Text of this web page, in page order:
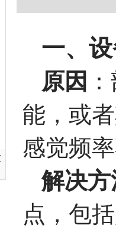
一、
原因
能，或
感觉频
解决
点，包